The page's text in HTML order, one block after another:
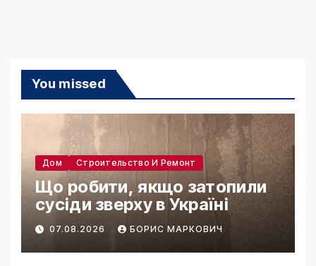
You missed
Дом Строительство И Ремонт
Що робити, якщо затопили
сусіди зверху в Україні
07.08.2026 БОРИС МАРКОВИЧ